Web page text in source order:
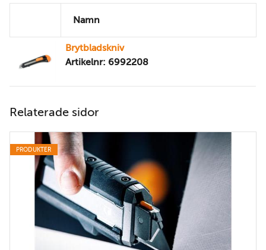
Namn
Brytbladskniv
Artikelnr: 6992208
Relaterade sidor
PRODUKTER